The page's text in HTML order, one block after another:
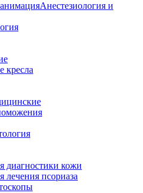
Анестезиология и
кресла
диагностики кожи
лечения псориаза